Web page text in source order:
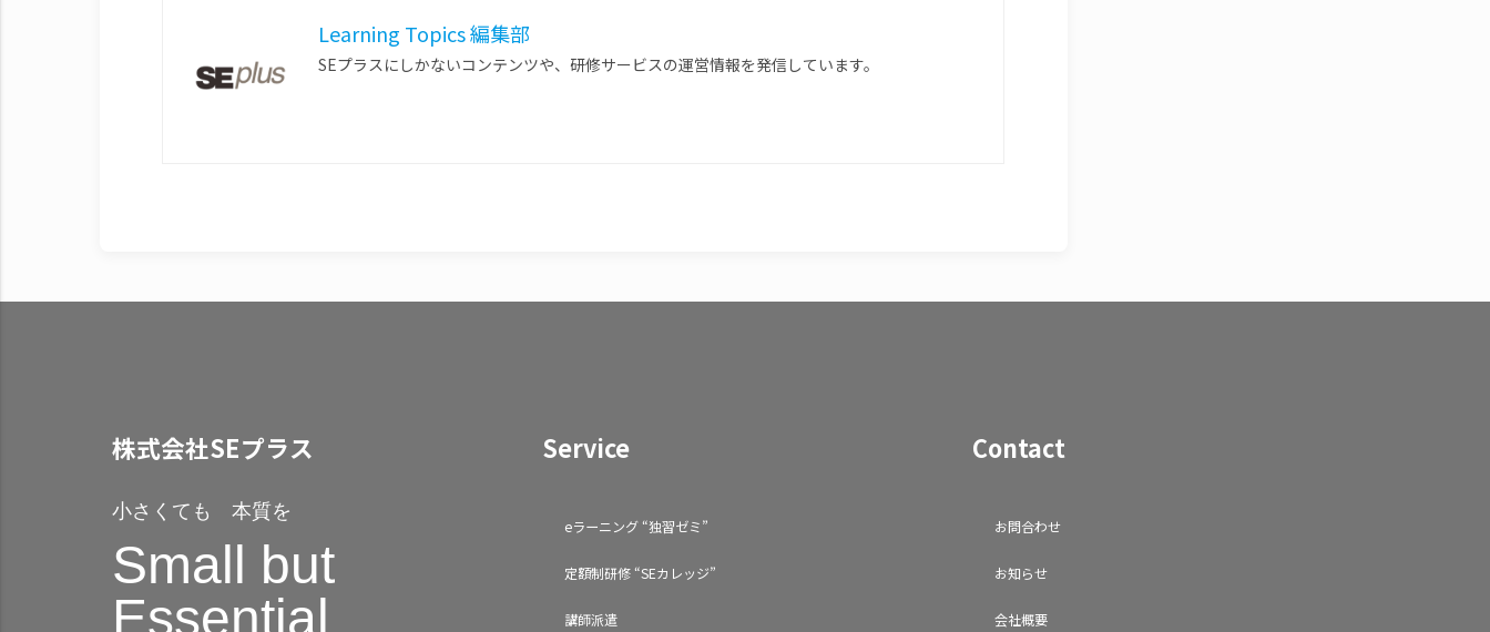
Learning Topics 編集部
SEプラスにしかないコンテンツや、研修サービスの運営情報を発信しています。
株式会社SEプラス
小さくても 本質を
Small but
Essential
Service
eラーニング “独習ゼミ”
定額制研修 “SEカレッジ”
講師派遣
Contact
お問合わせ
お知らせ
会社概要